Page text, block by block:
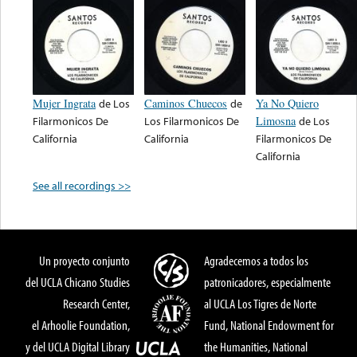
Mujer Ingrata de Los
Filarmonicos De
California
Caminos Chuecos de
Los Filarmonicos De
California
Ya No Quiero
Limosna de Los
Filarmonicos De
California
See all recordings >>
Un proyecto conjunto
del UCLA Chicano Studies
Research Center,
el Arhoolie Foundation,
y del UCLA Digital Library
Agradecemos a todos los
patronicadores, especialmente
al UCLA Los Tigres de Norte
Fund, National Endowment for
the Humanities, National